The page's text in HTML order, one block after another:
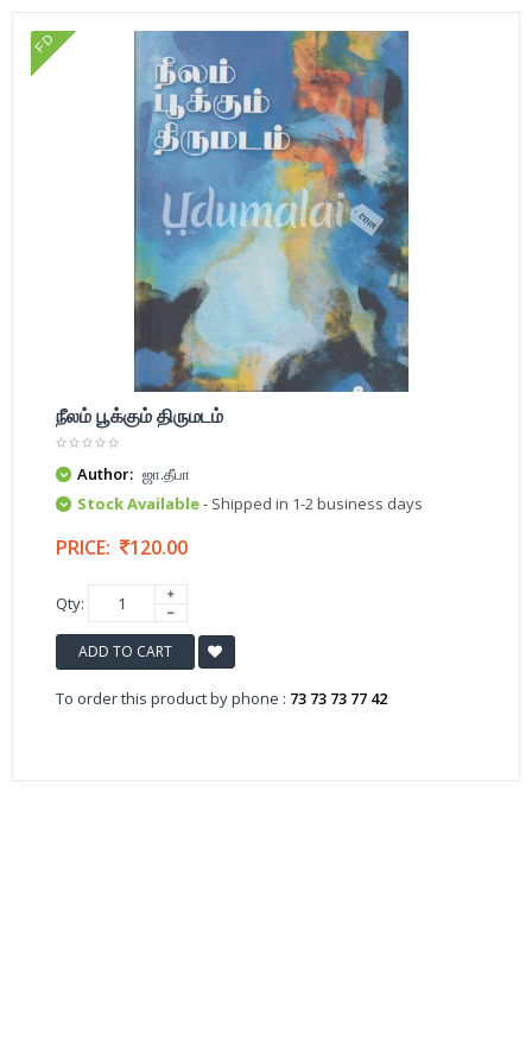
FD
நீலம் பூக்கும் திருமடம்
Author: ஜா.தீபா
Stock Available- Shipped in 1-2 business days
PRICE: 120.00
Qty:
ADD TO CART
To order this product by phone : 73 73 73 77 42